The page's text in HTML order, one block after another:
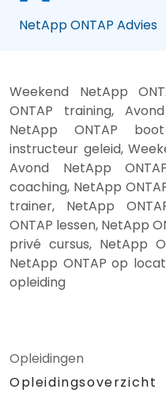
NetApp ONTAP Advies
Weekend NetApp
ONTAP training,
NetApp ONTAP
instructeur geleid,
Avond NetApp
coaching, NetApp
trainer, NetApp
ONTAP lessen, NetApp
privé cursus, NetApp
NetApp ONTAP op
opleiding
Opleidingen
Opleidingsoverzicht